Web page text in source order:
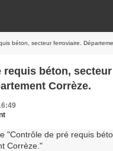
béton, secteur ferroviaire.
requis béton, secteur
Corrèze.